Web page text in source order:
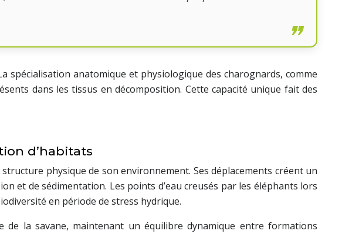
spécialisation anatomique et physiologique des charognards, comme
dans les tissus en décomposition. Cette capacité unique fait des
d’habitats
physique de son environnement. Ses déplacements créent un
et de sédimentation. Les points d’eau creusés par les éléphants lors
en période de stress hydrique.
la savane, maintenant un équilibre dynamique entre formations